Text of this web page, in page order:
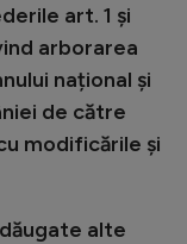
art. 1 și
arborarea
național și
de către
modificările și
alte